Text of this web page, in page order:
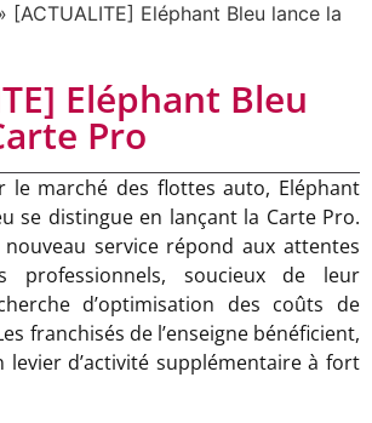
[ACTUALITE] Eléphant Bleu lance la
Eléphant Bleu
Pro
le marché des flottes auto, Eléphant
se distingue en lançant la Carte Pro.
nouveau service répond aux attentes
professionnels, soucieux de leur
d’optimisation des coûts de
franchisés de l’enseigne bénéficient,
levier d’activité supplémentaire à fort